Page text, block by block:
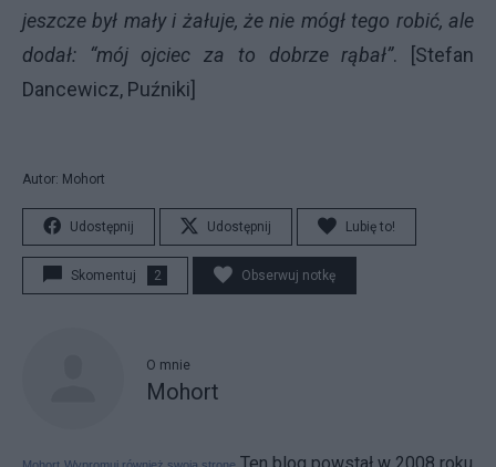
jeszcze był mały i żałuje, że nie mógł tego robić, ale
dodał: “mój ojciec za to dobrze rąbał”. [Stefan
Dancewicz, Puźniki]
Autor: Mohort
Udostępnij Udostępnij Lubię to!
Skomentuj 2 Obserwuj notkę
O mnie
Mohort